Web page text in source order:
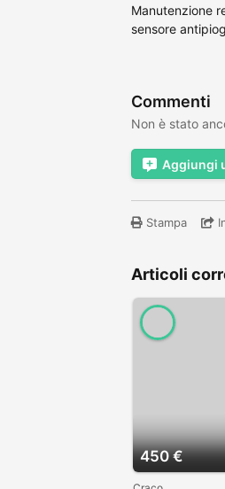
Manutenzione
sensore
Commenti
Non è stato
Aggiungi
Stampa
Articoli
450 €